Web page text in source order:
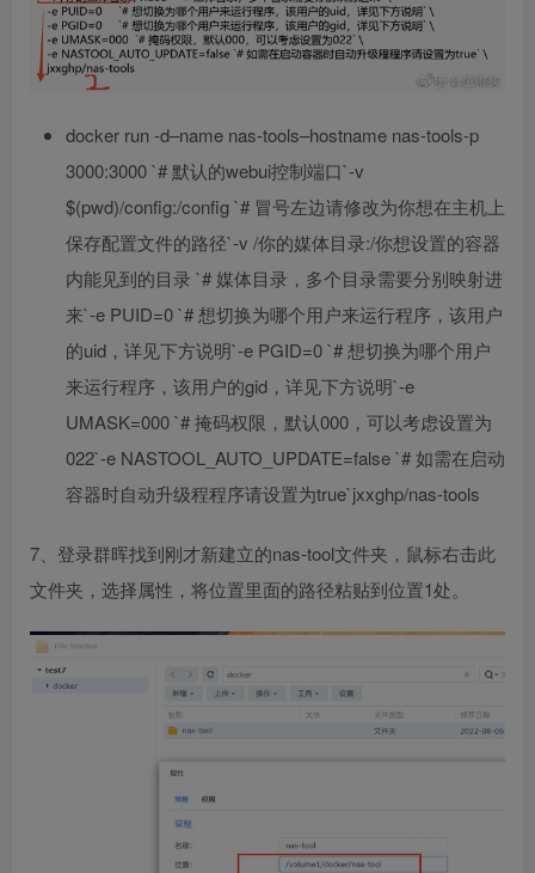
docker run -d–name nas-tools–hostname nas-tools-p
3000:3000 `# 默认的webui控制端口`-v
$(pwd)/config:/config `# 冒号左边请修改为你想在主机上
保存配置文件的路径`-v /你的媒体目录:/你想设置的容器
内能见到的目录 `# 媒体目录，多个目录需要分别映射进
来`-e PUID=0 `# 想切换为哪个用户来运行程序，该用户
的uid，详见下方说明`-e PGID=0 `# 想切换为哪个用户
来运行程序，该用户的gid，详见下方说明`-e
UMASK=000 `# 掩码权限，默认000，可以考虑设置为
022`-e NASTOOL_AUTO_UPDATE=false `# 如需在启动
容器时自动升级程程序请设置为true`jxxghp/nas-tools
7、登录群晖找到刚才新建立的nas-tool文件夹，鼠标右击此
文件夹，选择属性，将位置里面的路径粘贴到位置1处。